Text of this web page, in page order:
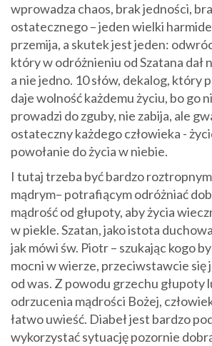
wprowadza chaos, brak jedności,
ostatecznego – jeden wielki
przemija, a skutek jest jeden:
który w odróżnieniu od Szatana dał
a nie jedno. 10 słów, dekalog, który
daje wolność każdemu życiu, bo go
prowadzi do zguby, nie zabija, ale
ostateczny każdego człowieka -
powołanie do życia w niebie.
I tutaj trzeba być bardzo
mądrym– potrafiącym odróżniać
mądrość od głupoty, aby życia
w piekle. Szatan, jako istota
jak mówi św. Piotr – szukając kogo
mocni w wierze, przeciwstawcie się
od was. Z powodu grzechu głupoty
odrzucenia mądrości Bożej,
łatwo uwieść. Diabeł jest bardzo
wykorzystać sytuację pozornie